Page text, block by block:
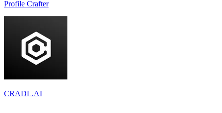
Profile Crafter
CRADL.AI